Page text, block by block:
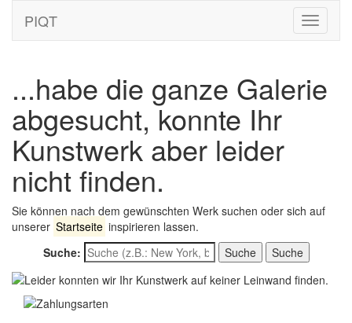
Toggle
PIQT
...habe die ganze Galerie
abgesucht, konnte Ihr
Kunstwerk aber leider
nicht finden.
Sie können nach dem gewünschten Werk suchen oder sich auf
unserer Startseite inspirieren lassen.
Suche:
Suche